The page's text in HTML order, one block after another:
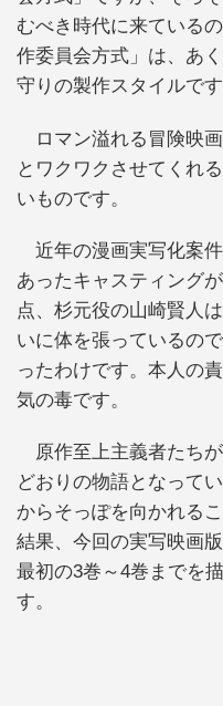
むべき時代に来ている
作委員会方式」は、あ
守りの製作スタイルです
ロマン溢れる冒険映
とワクワクさせてくれ
いものです。
近年の漫画実写化案
あったキャスティング
点、杉元役の山崎賢人
いに体を張っているの
ったわけです。本人の
気の毒です。
原作至上主義者たち
どおりの物語となって
からそっぽを向かれる
結果、今回の実写映画
最初の3巻～4巻までを
す。